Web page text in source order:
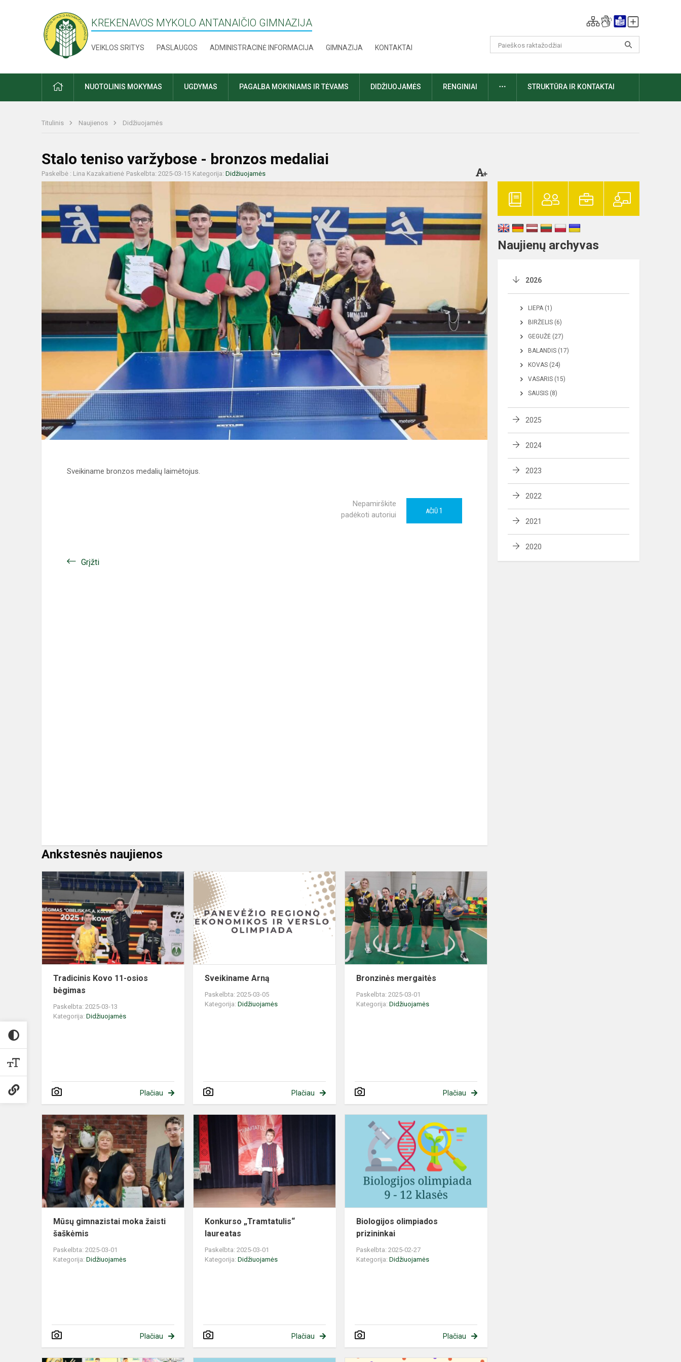
KREKENAVOS MYKOLO ANTANAIČIO GIMNAZIJA
VEIKLOS SRITYS PASLAUGOS ADMINISTRACINĖ INFORMACIJA GIMNAZIJA KONTAKTAI
PRADŽIANUOTOLINIS MOKYMAS UGDYMAS PAGALBA MOKINIAMS IR TĖVAMS DIDŽIUOJAMĖS RENGINIAI DAUGIAUSTRUKTŪRA IR KONTAKTAI
Titulinis Naujienos Didžiuojamės
Stalo teniso varžybose - bronzos medaliai
Paskelbė : Lina Kazakaitienė Paskelbta: 2025-03-15 Kategorija: Didžiuojamės
Sveikiname bronzos medalių laimėtojus.
Nepamirškite
padėkoti autoriui
AČIŪ 1
Grįžti
Ankstesnės naujienos
Tradicinis
Kovo
osios
bėgimas
Tradicinis Kovo 11-osios
bėgimas
Paskelbta: 2025-03-13
Kategorija: Didžiuojamės
Plačiau
Sveikiname
Arną
Sveikiname Arną
Paskelbta: 2025-03-05
Kategorija:Didžiuojamės
Plačiau
mergaitės
Bronzinės mergaitės
Paskelbta: 2025-03-01
Kategorija:Didžiuojamės
Plačiau
Mūsų
gimnazistai
moka
žaisti
šaškėmis
Mūsų gimnazistai moka žaisti
šaškėmis
Paskelbta: 2025-03-01
Kategorija: Didžiuojamės
Plačiau
„Tramtatulis“
Konkurso „Tramtatulis“
laureatas
Paskelbta: 2025-03-01
Kategorija:Didžiuojamės
Plačiau
Biologijos olimpiados
prizininkai
Paskelbta: 2025-02-27
Kategorija:Didžiuojamės
Plačiau
Naujienų archyvas
2026
LIEPA (1)
BIRŽELIS (6)
GEGUŽĖ (27)
BALANDIS (17)
KOVAS (24)
VASARIS (15)
SAUSIS (8)
2025
2024
2023
2022
2021
2020